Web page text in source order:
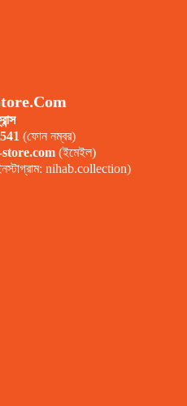
(ফোন নম্বর)
(ইমেইল)
nihab.collection)